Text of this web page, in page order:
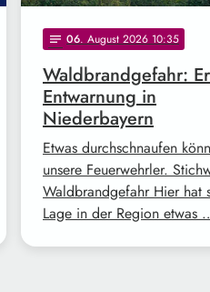
notes 06. August 2026 10:35
Waldbrandgefahr:
Entwarnung in
Niederbayern
Etwas durchschnaufen
unsere Feuerwehrler.
Waldbrandgefahr Hier hat
Lage in der Region etwas